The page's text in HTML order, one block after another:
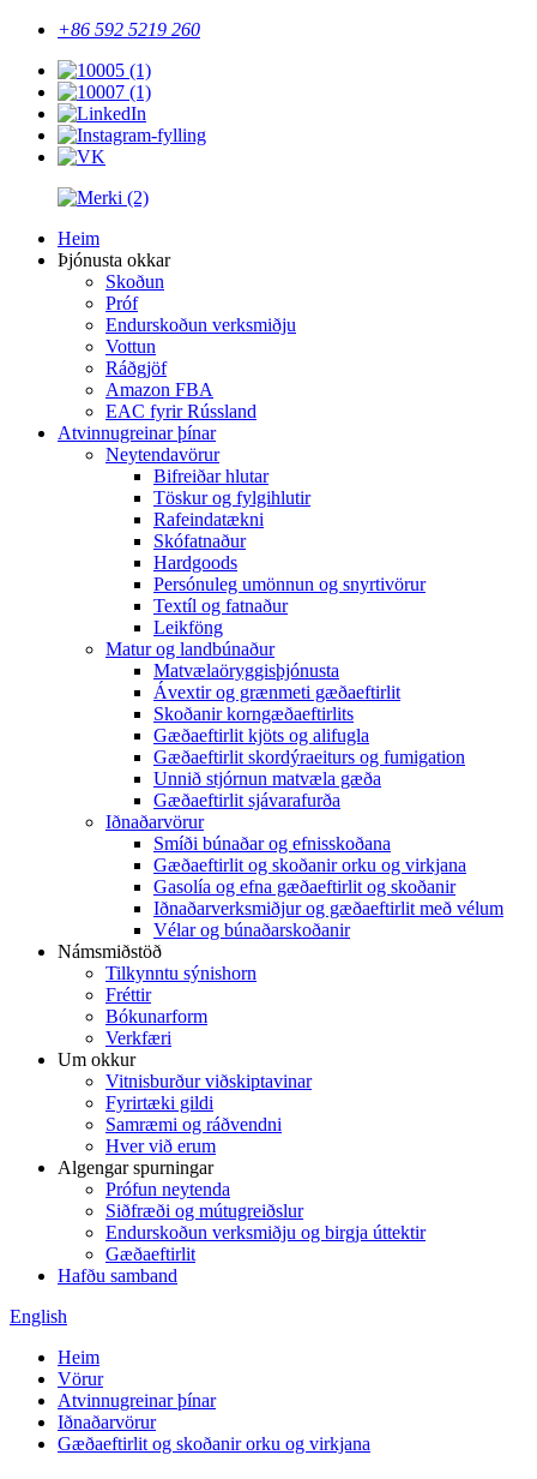
+86 592 5219 260
Heim
Þjónusta okkar
Skoðun
Próf
Endurskoðun verksmiðju
Vottun
Ráðgjöf
Amazon FBA
EAC fyrir Rússland
Atvinnugreinar þínar
Neytendavörur
Bifreiðar hlutar
Töskur og fylgihlutir
Rafeindatækni
Skófatnaður
Hardgoods
Persónuleg umönnun og snyrtivörur
Textíl og fatnaður
Leikföng
Matur og landbúnaður
Matvælaöryggisþjónusta
Ávextir og grænmeti gæðaeftirlit
Skoðanir korngæðaeftirlits
Gæðaeftirlit kjöts og alifugla
Gæðaeftirlit skordýraeiturs og fumigation
Unnið stjórnun matvæla gæða
Gæðaeftirlit sjávarafurða
Iðnaðarvörur
Smíði búnaðar og efnisskoðana
Gæðaeftirlit og skoðanir orku og virkjana
Gasolía og efna gæðaeftirlit og skoðanir
Iðnaðarverksmiðjur og gæðaeftirlit með vélum
Vélar og búnaðarskoðanir
Námsmiðstöð
Tilkynntu sýnishorn
Fréttir
Bókunarform
Verkfæri
Um okkur
Vitnisburður viðskiptavinar
Fyrirtæki gildi
Samræmi og ráðvendni
Hver við erum
Algengar spurningar
Prófun neytenda
Siðfræði og mútugreiðslur
Endurskoðun verksmiðju og birgja úttektir
Gæðaeftirlit
Hafðu samband
English
Heim
Vörur
Atvinnugreinar þínar
Iðnaðarvörur
Gæðaeftirlit og skoðanir orku og virkjana